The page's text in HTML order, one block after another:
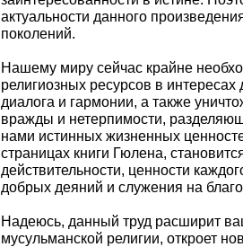
актуальности данного
поколений.
Нашему миру сейчас крайне
религиозных ресурсов в
диалога и гармонии, а также
вражды и нетерпимости,
нами истинных жизненных
страницах книги Гюлена,
действительности, ценности
добрых деяний и служения на
Надеюсь, данный труд расширит
мусульманской религии, откроет